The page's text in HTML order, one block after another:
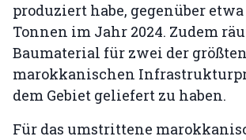
produziert habe, gegenüber etwa
Tonnen im Jahr 2024. Zudem
Baumaterial für zwei der größten
marokkanischen
dem Gebiet geliefert zu haben.
Für das umstrittene